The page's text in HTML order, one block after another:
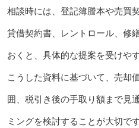
相談時には、登記簿謄本や売買
貸借契約書、レントロール、修
おくと、具体的な提案を受けや
こうした資料に基づいて、売却
囲、税引き後の手取り額まで見
ミングを検討することが大切です